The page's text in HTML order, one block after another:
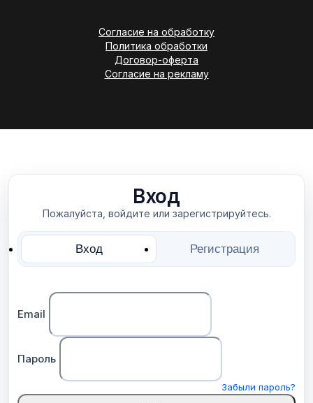
Согласие на обработку
Политика обработки
Договор-оферта
Согласие на рекламу
Вход
Пожалуйста, войдите или зарегистрируйтесь.
Вход Регистрация
Email
Пароль
Забыли пароль?